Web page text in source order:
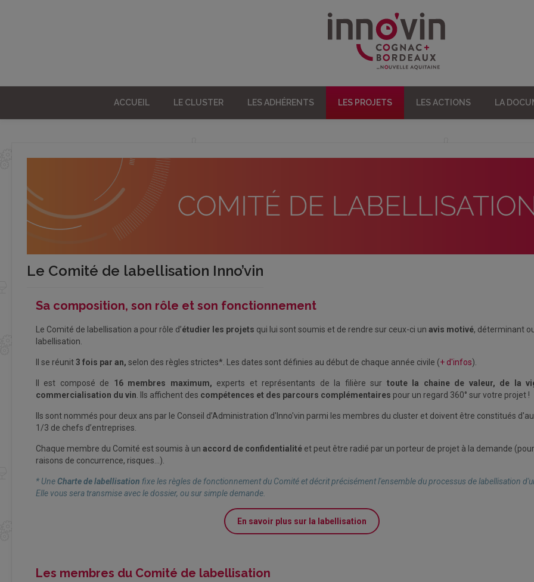
ACCUEIL LE CLUSTER LES ADHÉRENTS LES PROJETS LES ACTIONS LA
Le Comité de labellisation Inno’vin
Sa composition, son rôle et son fonctionnement
Le Comité de labellisation a pour rôle d’étudier les projets qui lui sont soumis et de rendre sur ceux-ci un avis motivé, déterminant
labellisation.
Il se réunit3 fois par an, selon des règles strictes* . Les dates sont définies au début de chaque année civile (+ d'infos).
Il est composé de 16 membres maximum, experts et représentants de la filière sur toute la chaine de valeur, de la
commercialisation du vin . Ils affichent des compétences et des parcours complémentaires pour un regard 360° sur votre projet !
Ils sont nommés pour deux ans par le Conseil d’Administration d'Inno'vin parmi les membres du cluster et doivent être constitués
1/3 de chefs d’entreprises.
Chaque membre du Comité est soumis à un accord de confidentialité et peut être radié par un porteur de projet à la demande
raisons de concurrence, risques…).
* Une Charte de labellisation fixe les règles de fonctionnement du Comité et décrit précisément l'ensemble du processus de labellisation
Elle vous sera transmise avec le dossier, ou sur simple demande.
En savoir plus sur la labellisation
Les membres du Comité de labellisation